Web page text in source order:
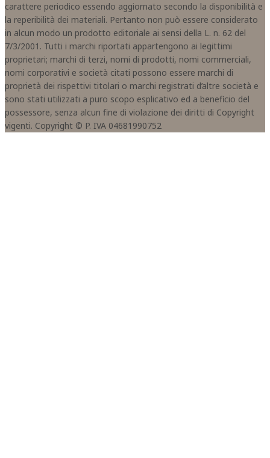
carattere periodico essendo aggiornato secondo la disponibilità e
la reperibilità dei materiali. Pertanto non può essere considerato
in alcun modo un prodotto editoriale ai sensi della L. n. 62 del
7/3/2001. Tutti i marchi riportati appartengono ai legittimi
proprietari; marchi di terzi, nomi di prodotti, nomi commerciali,
nomi corporativi e società citati possono essere marchi di
proprietà dei rispettivi titolari o marchi registrati d’altre società e
sono stati utilizzati a puro scopo esplicativo ed a beneficio del
possessore, senza alcun fine di violazione dei diritti di Copyright
vigenti. Copyright © P. IVA 04681990752